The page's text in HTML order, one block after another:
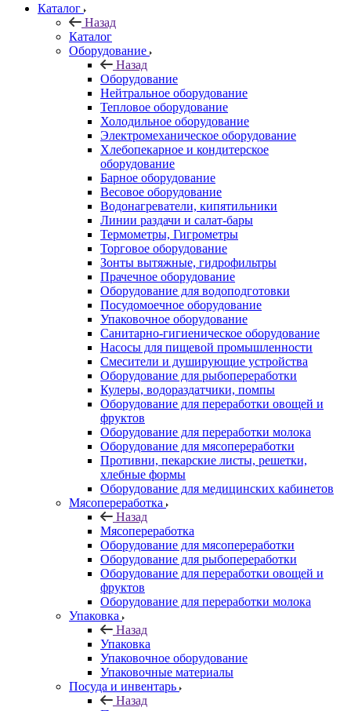
Каталог
Назад
Каталог
Оборудование
Назад
Оборудование
Нейтральное оборудование
Тепловое оборудование
Холодильное оборудование
Электромеханическое оборудование
Хлебопекарное и кондитерское
оборудование
Барное оборудование
Весовое оборудование
Водонагреватели, кипятильники
Линии раздачи и салат-бары
Термометры, Гигрометры
Торговое оборудование
Зонты вытяжные, гидрофильтры
Прачечное оборудование
Оборудование для водоподготовки
Посудомоечное оборудование
Упаковочное оборудование
Санитарно-гигиеническое оборудование
Насосы для пищевой промышленности
Смесители и душирующие устройства
Оборудование для рыбопереработки
Кулеры, водораздатчики, помпы
Оборудование для переработки овощей и
фруктов
Оборудование для переработки молока
Оборудование для мясопереработки
Противни, пекарские листы, решетки,
хлебные формы
Оборудование для медицинских кабинетов
Мясопереработка
Назад
Мясопереработка
Оборудование для мясопереработки
Оборудование для рыбопереработки
Оборудование для переработки овощей и
фруктов
Оборудование для переработки молока
Упаковка
Назад
Упаковка
Упаковочное оборудование
Упаковочные материалы
Посуда и инвентарь
Назад